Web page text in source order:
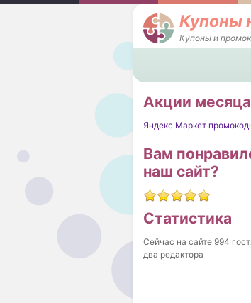
Купоны
Купоны и
Акции месяца
Яндекс Маркет
Вам
наш сайт?
Статистика
Сейчас на сайте 994
два редактора